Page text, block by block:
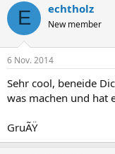
E echtholz
New member
6 Nov. 2014
Sehr cool, beneide
was machen und hat
GruÃŸ